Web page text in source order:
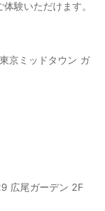
験いただけます。
京ミッドタウン ガ
広尾ガーデン 2F